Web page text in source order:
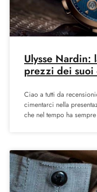
Ulysse Nardin:
prezzi dei suoi
Ciao a tutti da
cimentarci nella
che nel tempo ha